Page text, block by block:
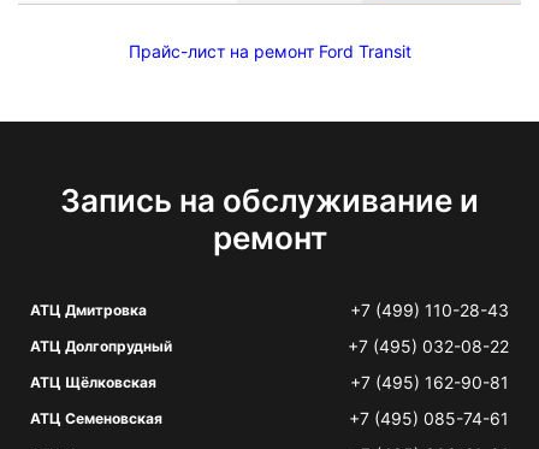
Прайс-лист на ремонт Ford Transit
Запись на обслуживание и
ремонт
АТЦ Дмитровка +7 (499) 110-28-43
АТЦ Долгопрудный +7 (495) 032-08-22
АТЦ Щёлковская +7 (495) 162-90-81
АТЦ Семеновская +7 (495) 085-74-61